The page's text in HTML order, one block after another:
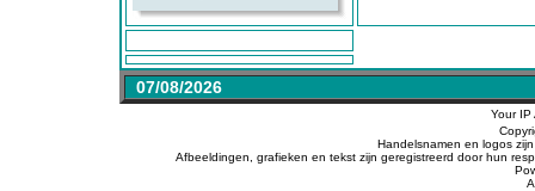
07/08/2026
Your IP
Handelsnamen en logos
Afbeeldingen, grafieken en tekst zijn geregistreerd door hun